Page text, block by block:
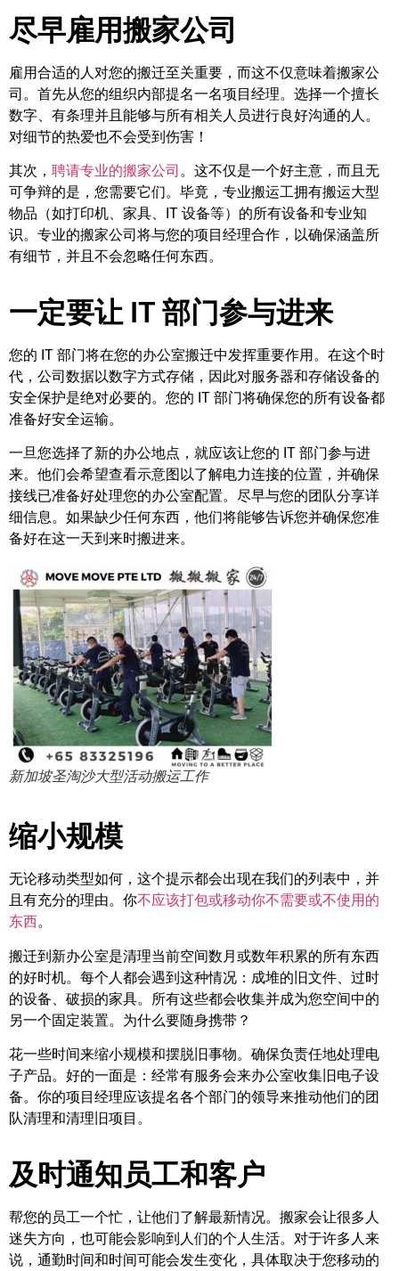
尽早雇用搬家公司
雇用合适的人对您的搬迁至关重要，而这不仅意味着搬家公
司。首先从您的组织内部提名一名项目经理。选择一个擅长
数字、有条理并且能够与所有相关人员进行良好沟通的人。
对细节的热爱也不会受到伤害！
其次， 聘请专业的搬家公司 。这不仅是一个好主意，而且无
可争辩的是，您需要它们。毕竟，专业搬运工拥有搬运大型
物品（如打印机、家具、IT 设备等）的所有设备和专业知
识。专业的搬家公司将与您的项目经理合作，以确保涵盖所
有细节，并且不会忽略任何东西。
一定要让 IT 部门参与进来
您的 IT 部门将在您的办公室搬迁中发挥重要作用。在这个时
代，公司数据以数字方式存储，因此对服务器和存储设备的
安全保护是绝对必要的。您的 IT 部门将确保您的所有设备都
准备好安全运输。
一旦您选择了新的办公地点，就应该让您的 IT 部门参与进
来。他们会希望查看示意图以了解电力连接的位置，并确保
接线已准备好处理您的办公室配置。尽早与您的团队分享详
细信息。如果缺少任何东西，他们将能够告诉您并确保您准
备好在这一天到来时搬进来。
新加坡圣淘沙大型活动搬运工作
缩小规模
无论移动类型如何，这个提示都会出现在我们的列表中，并
且有充分的理由。你不应该打包或移动你不需要或不使用的
东西。
搬迁到新办公室是清理当前空间数月或数年积累的所有东西
的好时机。每个人都会遇到这种情况：成堆的旧文件、过时
的设备、破损的家具。所有这些都会收集并成为您空间中的
另一个固定装置。为什么要随身携带？
花一些时间来缩小规模和摆脱旧事物。确保负责任地处理电
子产品。好的一面是：经常有服务会来办公室收集旧电子设
备。你的项目经理应该提名各个部门的领导来推动他们的团
队清理和清理旧项目。
及时通知员工和客户
帮您的员工一个忙，让他们了解最新情况。搬家会让很多人
迷失方向，也可能会影响到人们的个人生活。对于许多人来
说，通勤时间和时间可能会发生变化，具体取决于您移动的